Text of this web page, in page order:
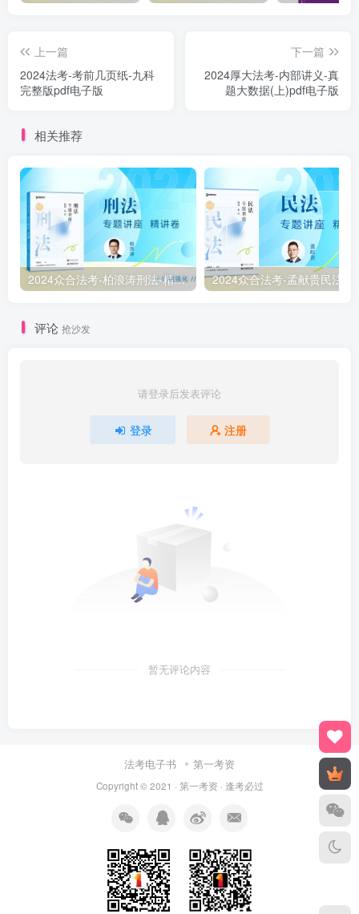
上一篇
2024法考-考前几页纸-九科
完整版pdf电子版
下一篇
2024厚大法考-内部讲义-真
题大数据(上)pdf电子版
相关推荐
2024众合法考-柏浪涛刑法-精讲卷pdf电子版（附视频1-76全）
评论 抢沙发
请登录后发表评论
登录 注册
暂无评论内容
法考电子书 第一考资
Copyright © 2021 · 第一考资 · 逢考必过